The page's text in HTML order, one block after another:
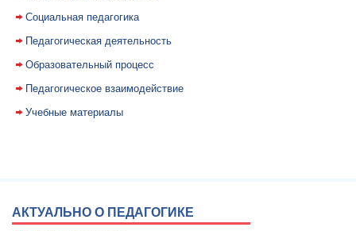
Социальная педагогика
Педагогическая деятельность
Образовательный процесс
Педагогическое взаимодействие
Учебные материалы
АКТУАЛЬНО О ПЕДАГОГИКЕ